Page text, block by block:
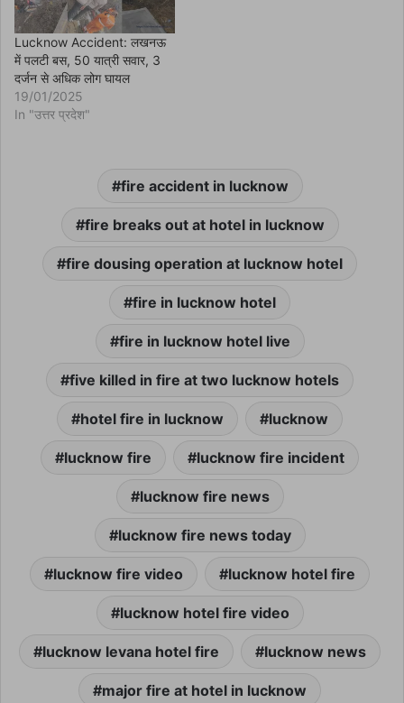
Lucknow Accident: लखनऊ
में पलटी बस, 50 यात्री सवार, 3
दर्जन से अधिक लोग घायल
19/01/2025
In "उत्तर प्रदेश"
fire accident in lucknow
fire breaks out at hotel in lucknow
fire dousing operation at lucknow hotel
fire in lucknow hotel
fire in lucknow hotel live
five killed in fire at two lucknow hotels
hotel fire in lucknow lucknow
lucknow fire lucknow fire incident
lucknow fire news
lucknow fire news today
lucknow fire video lucknow hotel fire
lucknow hotel fire video
lucknow levana hotel fire lucknow news
major fire at hotel in lucknow